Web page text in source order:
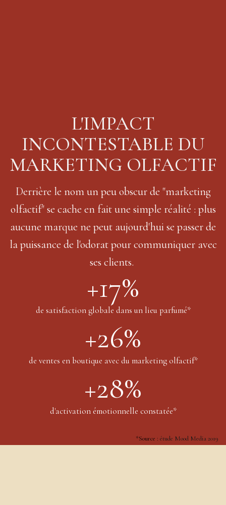
L'IMPACT
INCONTESTABLE DU
MARKETING OLFACTIF
Derrière le nom un peu obscur de "marketing
olfactif" se cache en fait une simple réalité : plus
aucune marque ne peut aujourd'hui se passer de
la puissance de l'odorat pour communiquer avec
ses clients.
+17%
de satisfaction globale dans un lieu parfumé*
+26%
de ventes en boutique avec du marketing olfactif*
+28%
d'activation émotionnelle constatée*
*Source : étude Mood Media 2019